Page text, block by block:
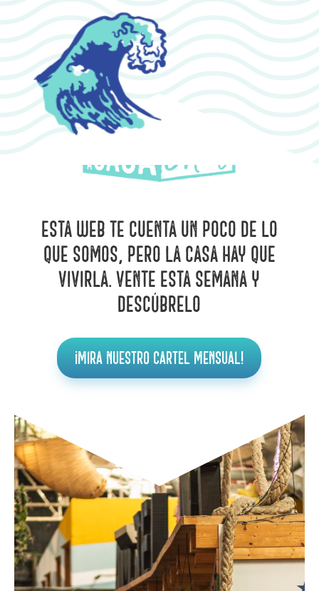
Esta web te cuenta un poco de lo
que somos, pero La Casa hay que
vivirla. Vente esta semana y
descúbrelo
¡Mira nuestro cartel mensual!